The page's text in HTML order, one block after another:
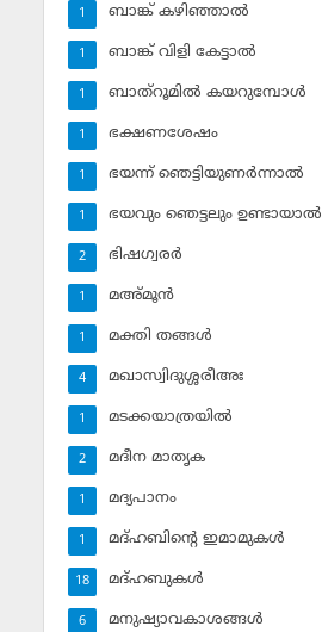
ബാങ്ക് കഴിഞ്ഞാല്‍
1
ബാങ്ക് വിളി കേട്ടാല്‍
1
ബാത്‌റൂമില്‍ കയറുമ്പോള്‍
1
ഭക്ഷണശേഷം
1
ഭയന്ന് ഞെട്ടിയുണര്‍ന്നാല്‍
1
ഭയവും ഞെട്ടലും ഉണ്ടായാല്‍
1
ഭിഷഗ്വരര്‍
2
മഅ്മൂന്‍
1
മക്തി തങ്ങള്‍
1
മഖാസ്വിദുശ്ശരീഅഃ
4
മടക്കയാത്രയില്‍
1
മദീന മാതൃക
2
മദ്യപാനം
1
മദ്ഹബിന്റെ ഇമാമുകള്‍
1
മദ്ഹബുകള്‍
18
മനുഷ്യാവകാശങ്ങള്‍
6